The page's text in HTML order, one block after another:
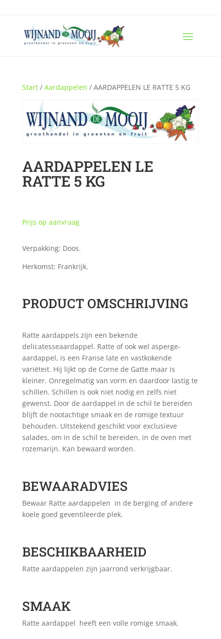
Start/ Aardappelen / AARDAPPELEN LE RATTE 5 KG
AARDAPPELEN LE
RATTE 5 KG
Prijs op aanvraag
Verpakking: Doos.
Herkomst: Frankrijk.
PRODUCT OMSCHRIJVING
Ratte aardappels zijn een bekende
delicatesseaardappel. Ratte of ook wel asperge-
aardappel, is een Franse late en vastkokende
variëteit. Hij lijkt op de Corne de Gatte maar is
kleiner. Onregelmatig van vorm en daardoor lastig te
schillen. Schillen is ook niet nodig en zelfs niet
gewenst. Door de aardappel in de schil te bereiden
blijft de nootachtige smaak en de romige textuur
behouden. Uitstekend geschikt voor exclusieve
salades, om in de schil te bereiden, in de oven met
rozemarijn. Kan bewaard worden.
BEWAARADVIES
Bewaar Ratte aardappelen in de berging of andere
koele goed geventileerde plek.
BESCHIKBAARHEID
Ratte aardappelen zijn jaarrond verkrijgbaar.
SMAAK
Ratte aardappel heeft een volle romige smaak.